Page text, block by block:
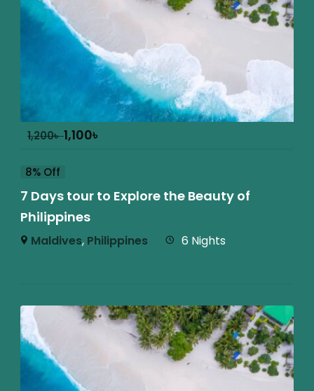
1,200৳1,100৳
8% Off
7 Days tour to Explore the Beauty of
Philippines
Maldives, Philippines 6 Nights